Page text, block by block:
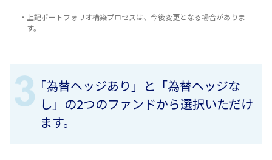
・上記ポートフォリオ構築プロセスは、今後変更となる場合がありま
す。
｢為替ヘッジあり」と「為替ヘッジな
し」の2つのファンドから選択いただけ
ます。